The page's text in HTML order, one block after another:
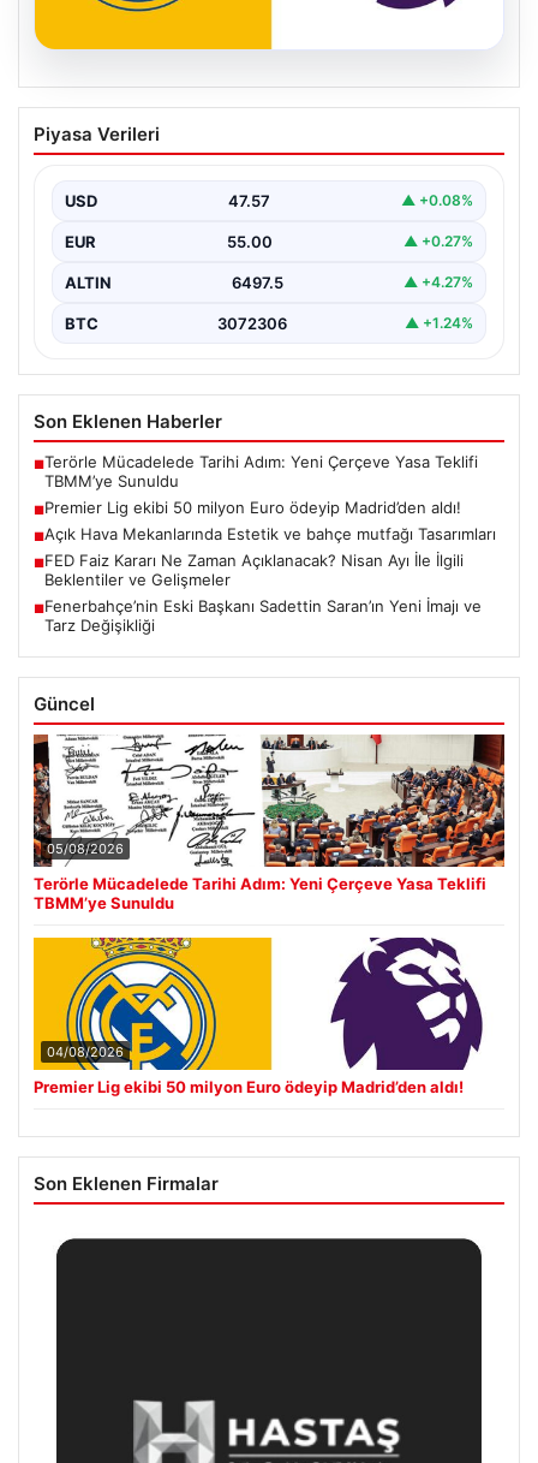
Premier Lig ekibi 50 milyon Euro ödeyip
Madrid’den aldı!
Piyasa Verileri
USD 47.57 ▲ +0.08%
EUR 55.00 ▲ +0.27%
ALTIN 6497.5 ▲ +4.27%
BTC 3072306 ▲ +1.24%
Son Eklenen Haberler
■Terörle Mücadelede Tarihi Adım: Yeni Çerçeve Yasa Teklifi
TBMM’ye Sunuldu
■Premier Lig ekibi 50 milyon Euro ödeyip Madrid’den aldı!
■Açık Hava Mekanlarında Estetik ve bahçe mutfağı Tasarımları
■FED Faiz Kararı Ne Zaman Açıklanacak? Nisan Ayı İle İlgili
Beklentiler ve Gelişmeler
■Fenerbahçe’nin Eski Başkanı Sadettin Saran’ın Yeni İmajı ve
Tarz Değişikliği
Güncel
05/08/2026
Terörle Mücadelede Tarihi Adım: Yeni Çerçeve Yasa Teklifi
TBMM’ye Sunuldu
04/08/2026
Premier Lig ekibi 50 milyon Euro ödeyip Madrid’den aldı!
Son Eklenen Firmalar